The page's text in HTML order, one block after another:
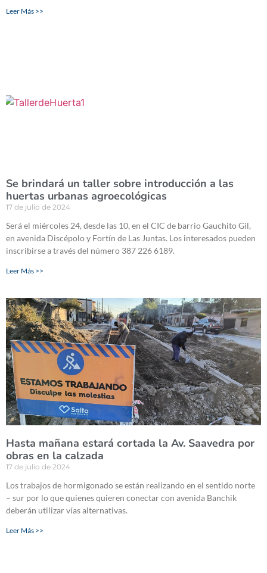
Leer Más >>
Se brindará un taller sobre introducción a las
huertas urbanas agroecológicas
17 de julio de 2024
Será el miércoles 24, desde las 10, en el CIC de barrio Gauchito Gil,
en avenida Discépolo y Fortín de Las Juntas. Los interesados pueden
inscribirse a través del número 387 226 6189.
Leer Más >>
Hasta mañana estará cortada la Av. Saavedra por
obras en la calzada
17 de julio de 2024
Los trabajos de hormigonado se están realizando en el sentido norte
– sur por lo que quienes quieren conectar con avenida Banchik
deberán utilizar vías alternativas.
Leer Más >>